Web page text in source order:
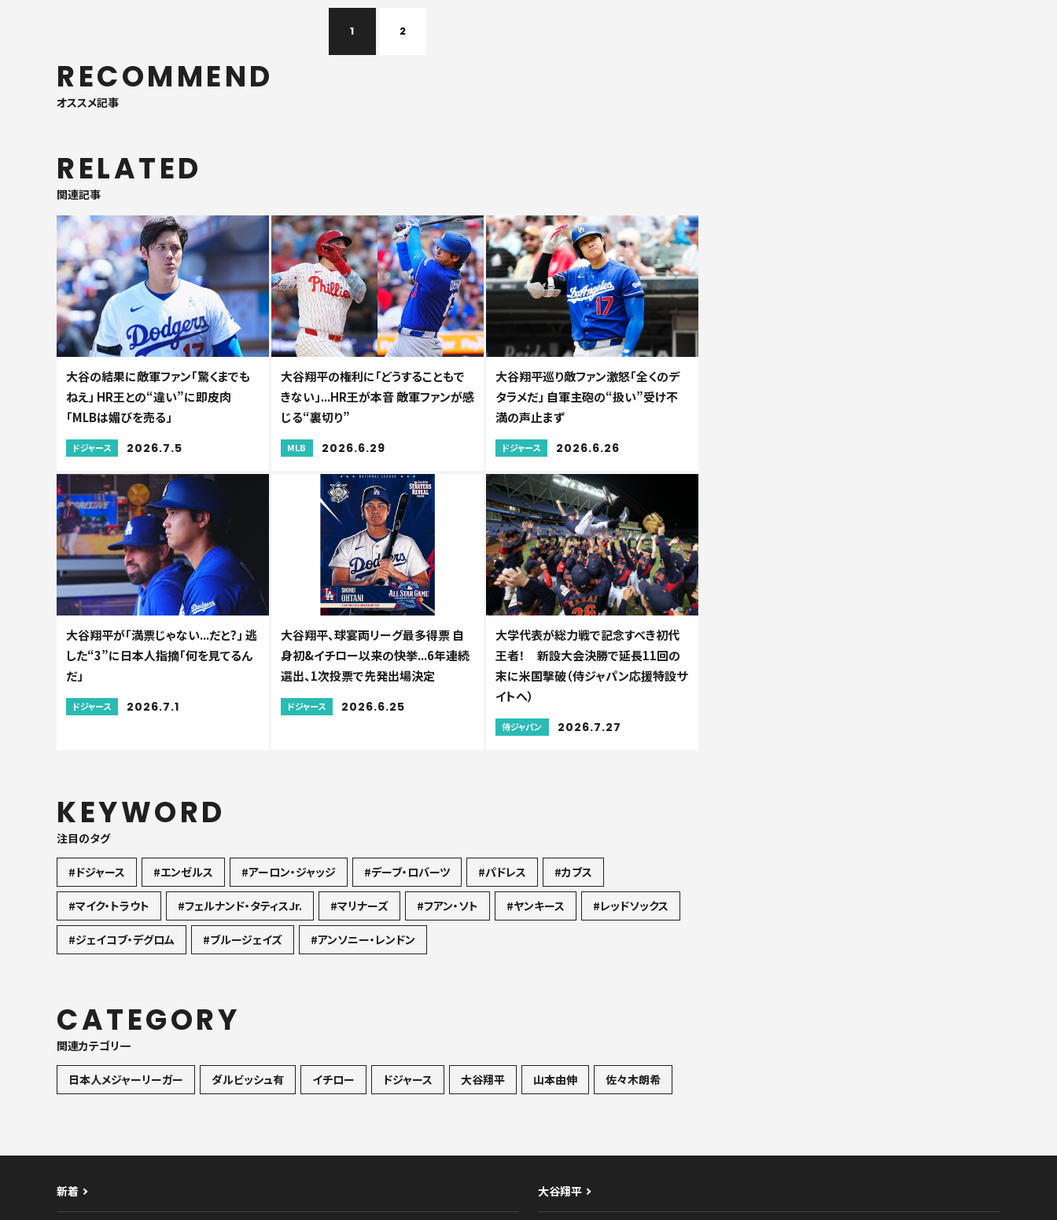
1 2
RECOMMEND
オススメ記事
RELATED
関連記事
大谷の結果に敵軍ファン「驚くまでも
ねえ」 HR王との“違い”に即皮肉
「MLBは媚びを売る」
ドジャース 2026.7.5
大谷翔平の権利に「どうすることもで
きない」...HR王が本音 敵軍ファンが感
じる“裏切り”
MLB 2026.6.29
大谷翔平巡り敵ファン激怒「全くのデ
タラメだ」 自軍主砲の“扱い”受け不
満の声止まず
ドジャース 2026.6.26
大谷翔平が「満票じゃない...だと?」 逃
した“3”に日本人指摘「何を見てるん
だ」
ドジャース 2026.7.1
大谷翔平、球宴両リーグ最多得票 自
身初&イチロー以来の快挙...6年連続
選出、1次投票で先発出場決定
ドジャース 2026.6.25
大学代表が総力戦で記念すべき初代
王者！ 新設大会決勝で延長11回の
末に米国撃破（侍ジャパン応援特設サ
イトへ）
侍ジャパン 2026.7.27
KEYWORD
注目のタグ
#ドジャース #エンゼルス #アーロン・ジャッジ #デーブ・ロバーツ #パドレス #カブス
#マイク・トラウト #フェルナンド・タティスJr. #マリナーズ #フアン・ソト #ヤンキース #レッドソックス
#ジェイコブ・デグロム #ブルージェイズ #アンソニー・レンドン
CATEGORY
関連カテゴリ一
日本人メジャーリーガー ダルビッシュ有 イチロー ドジャース 大谷翔平 山本由伸 佐々木朗希
新着 大谷翔平